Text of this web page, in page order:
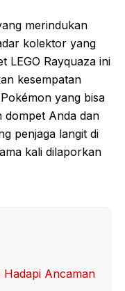
merindukan
kolektor yang
LEGO Rayquaza ini
kesempatan
yang bisa
dompet Anda dan
penjaga langit di
kali dilaporkan
Hadapi Ancaman